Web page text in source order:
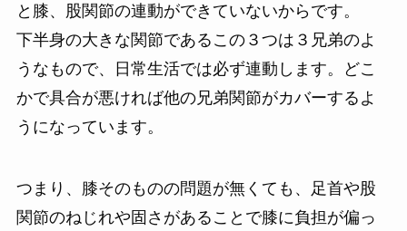
と膝、股関節の連動ができていないからです。
下半身の大きな関節であるこの３つは３兄弟のよ
うなもので、日常生活では必ず連動します。どこ
かで具合が悪ければ他の兄弟関節がカバーするよ
うになっています。
つまり、膝そのものの問題が無くても、足首や股
関節のねじれや固さがあることで膝に負担が偏っ